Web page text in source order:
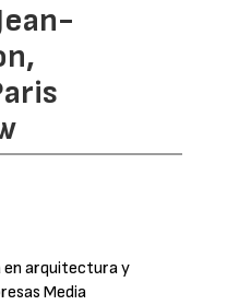
en arquitectura y
Media